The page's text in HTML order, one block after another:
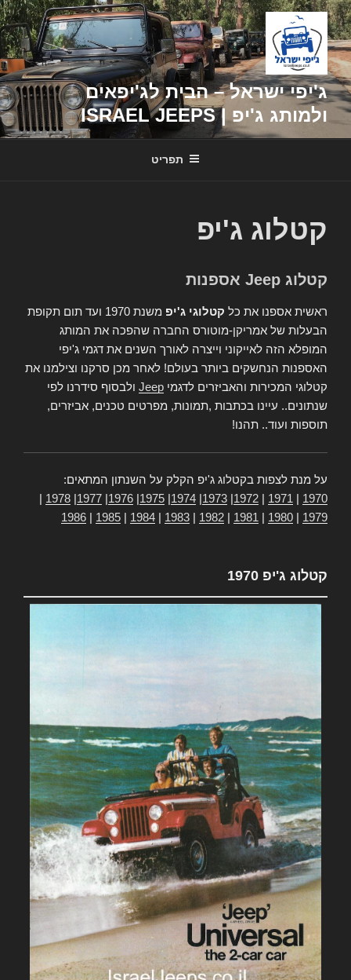
דילוג
לתוכן
ג'יפי ישראל – הבית לג'יפאים
ולמותג ג'יפ | ISRAEL JEEPS
תפריט
קטלוג ג'יפ
קטלוג Jeep אספנות
ראשית אספנו את כל קטלוגי ג'יפ
משנת 1970 ועד תום תקופת
הבעלות של אמריקן-מוטורס החברה שהפכה את המותג
המופלא הזה לאייקוני וייצרה לאורך השנים את דגמי ג'יפי
האספנות הנחשקים ביותר בעולם! לאחר מכן סרקנו וצילמנו את
קטלוגי המכירות והאביזרים לדגמי Jeep ולבסוף סידרנו לפי
שנתונים.. עיינו בכתבות ,תמונות, מפרטים טכנים, אביזרים,
תוספות ועוד.. תהנו!
על מנת לצפות בקטלוג ג'יפ הקלק על השנתון המתאים:
1970
1971
1972
1973
1974
1975
1976
1977
1978
1979
1980
1981
1982
1983
1984
1985
1986
קטלוג ג'יפ 1970